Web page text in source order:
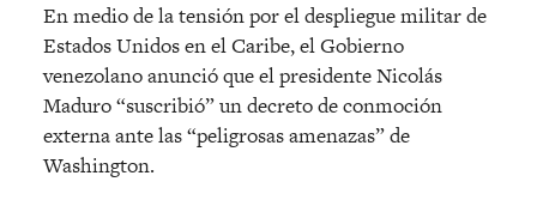
En medio de la tensión por el despliegue militar de
Estados Unidos en el Caribe, el Gobierno
venezolano anunció que el presidente Nicolás
Maduro “suscribió” un decreto de conmoción
externa ante las “peligrosas amenazas” de
Washington.